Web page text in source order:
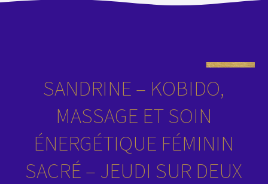
SANDRINE – KOBIDO,
MASSAGE ET SOIN
ÉNERGÉTIQUE FÉMININ
SACRÉ – JEUDI SUR DEUX